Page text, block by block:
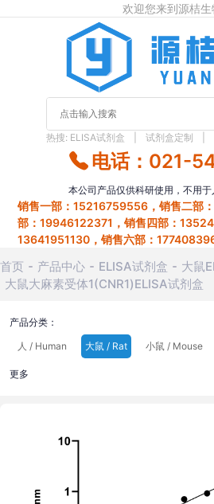
欢迎您来到源桔生
热搜: ELISA试剂盒 试剂盒定制
电话：021-
本公司产品仅供科研使用，不用于
销售一部：15216759556，销售二部
部：19946122371，销售四部：
13641951130，销售六部：
首页 产品中心 ELISA试剂盒
大鼠
大鼠大麻素受体1(CNR1)ELISA试剂盒
产品分类：
人 / Human
大鼠 / Rat 小鼠 / Mouse
更多